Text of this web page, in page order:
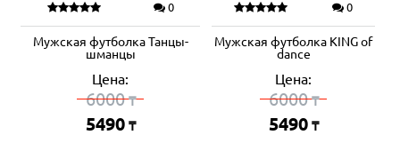
0
Мужская футболка Танцы-
шманцы
Цена:
6000₸
5490 ₸
0
Мужская футболка KING of
dance
Цена:
6000₸
5490 ₸